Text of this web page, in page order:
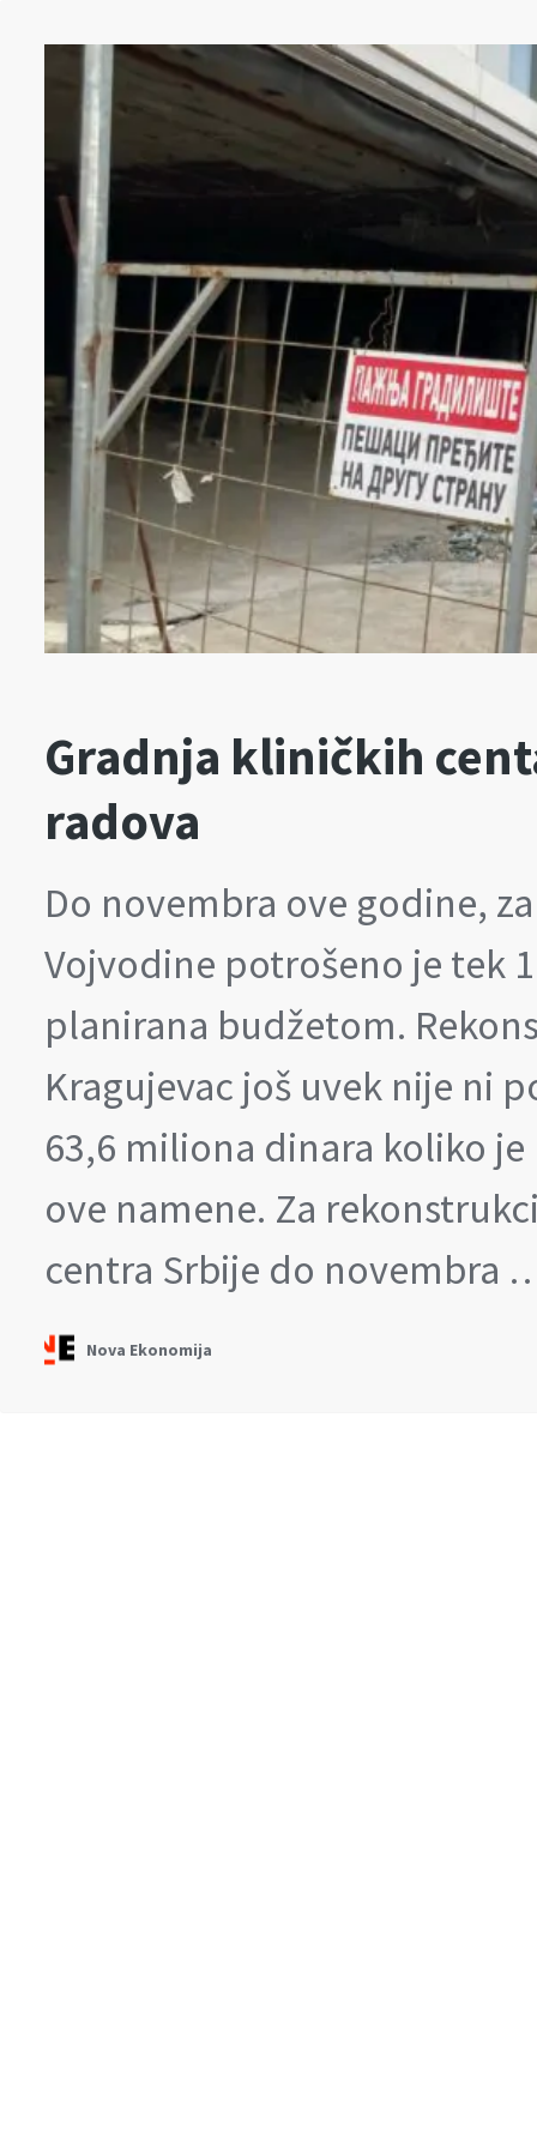
Gradnja kliničkih
radova
Do novembra ove godine,
Vojvodine potrošeno je tek
planirana budžetom.
Kragujevac još uvek nije ni
63,6 miliona dinara koliko
ove namene. Za
centra Srbije do novembra
Nova Ekonomija